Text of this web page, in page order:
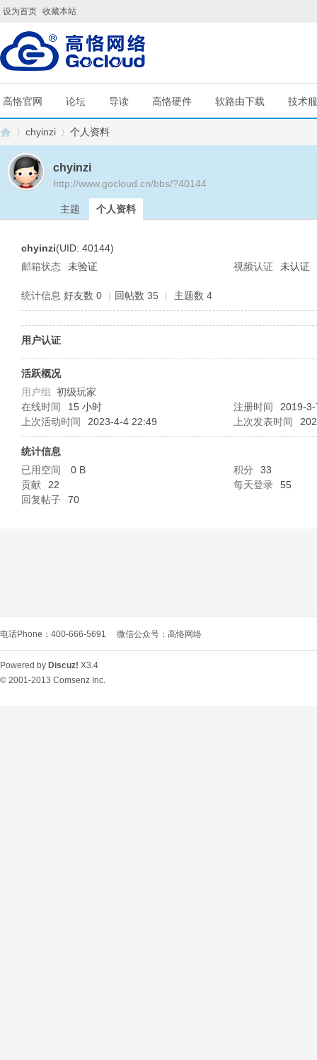
设为首页 收藏本站
高恪官网 论坛 导读 高恪硬件 软路由下载 技术
L
chyinzi 个人资料
chyinzi
http://www.gocloud.cn/bbs/?40144
主题 个人资料
chyinzi(UID: 40144)
邮箱状态
未验证 视频认证 未认证
统计信息 好友数 0 | 回帖数 35 | 主题数 4
用户认证
活跃概况
用户组 初级玩家
在线时间
15 小时 注册时间
2019-
上次活动时间
2023-4-4 22:49 上次发表时间
统计信息
已用空间
0 B 积分
33
贡献
22 每天登录
55
回复帖子
70
电话Phone：400-666-5691 微信公众号：高恪网络
Powered by Discuz! X3.4
© 2001-2013 Comsenz Inc.